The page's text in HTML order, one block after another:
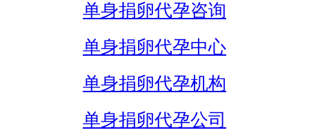
单身捐卵代孕咨询
单身捐卵代孕中心
单身捐卵代孕机构
单身捐卵代孕公司